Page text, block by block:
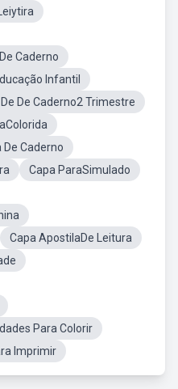
Caderno
Infantil
De Caderno2 Trimestre
De Caderno
Capa ParaSimulado
Capa ApostilaDe Leitura
Para Colorir
Imprimir